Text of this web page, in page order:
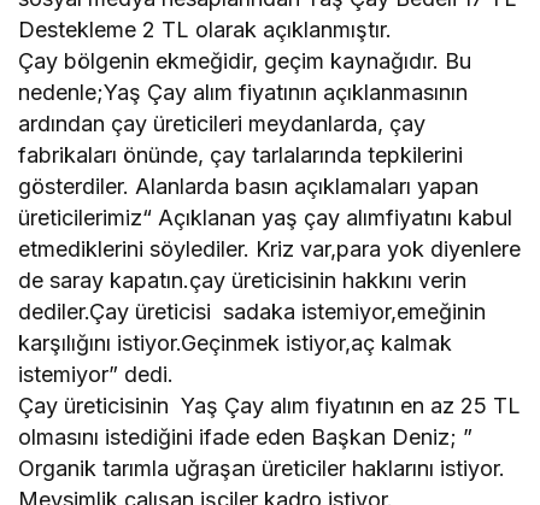
Destekleme 2 TL olarak açıklanmıştır.
Çay bölgenin ekmeğidir, geçim kaynağıdır. Bu
nedenle;Yaş Çay alım fiyatının açıklanmasının
ardından çay üreticileri meydanlarda, çay
fabrikaları önünde, çay tarlalarında tepkilerini
gösterdiler. Alanlarda basın açıklamaları yapan
üreticilerimiz“ Açıklanan yaş çay alımfiyatını kabul
etmediklerini söylediler. Kriz var,para yok diyenlere
de saray kapatın.çay üreticisinin hakkını verin
dediler.Çay üreticisi sadaka istemiyor,emeğinin
karşılığını istiyor.Geçinmek istiyor,aç kalmak
istemiyor” dedi.
Çay üreticisinin Yaş Çay alım fiyatının en az 25 TL
olmasını istediğini ifade eden Başkan Deniz; ”
Organik tarımla uğraşan üreticiler haklarını istiyor.